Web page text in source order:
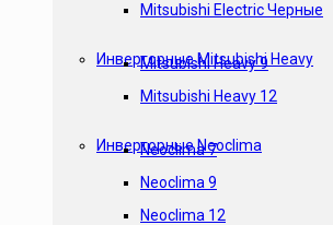
Mitsubishi Electric Черные
Инверторные Mitsubishi Heavy
Mitsubishi Heavy 9
Mitsubishi Heavy 12
Инверторные Neoclima
Neoclima 7
Neoclima 9
Neoclima 12